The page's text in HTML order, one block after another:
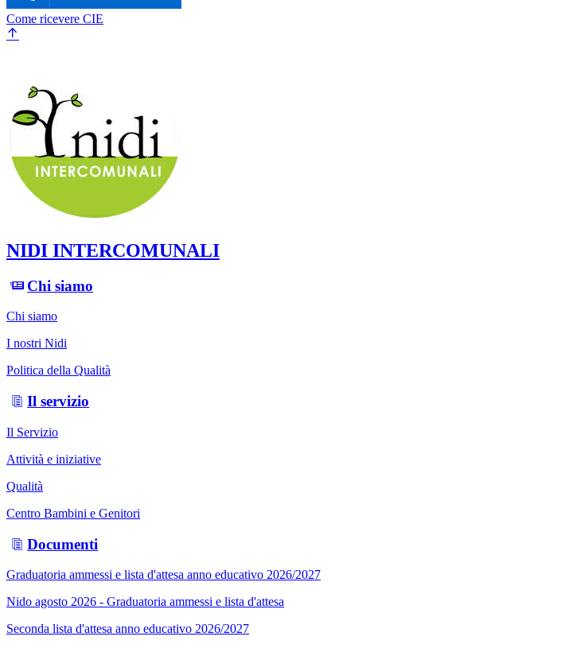
Come ricevere CIE
NIDI INTERCOMUNALI
Chi siamo
Chi siamo
I nostri Nidi
Politica della Qualità
Il servizio
Il Servizio
Attività e iniziative
Qualità
Centro Bambini e Genitori
Documenti
Graduatoria ammessi e lista d'attesa anno educativo 2026/2027
Nido agosto 2026 - Graduatoria ammessi e lista d'attesa
Seconda lista d'attesa anno educativo 2026/2027